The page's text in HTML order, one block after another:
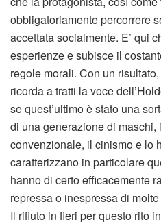
obbligatoriamente percorrere
accettata socialmente. E’ qui
esperienze e subisce il
regole morali. Con un
ricorda a tratti la voce
se quest’ultimo è stato una
di una generazione di maschi,
convenzionale, il cinismo e lo
caratterizzano in particolare
hanno di certo efficacemente
repressa o inespressa di
Il rifiuto in fieri per questo rito